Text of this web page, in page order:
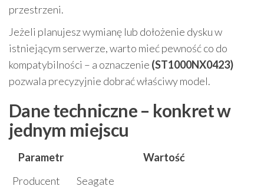
przestrzeni.
Jeżeli planujesz wymianę lub dołożenie dysku w
istniejącym serwerze, warto mieć pewność co do
kompatybilności – a oznaczenie (ST1000NX0423)
pozwala precyzyjnie dobrać właściwy model.
Dane techniczne – konkret w
jednym miejscu
Parametr
Wartość
Producent
Seagate